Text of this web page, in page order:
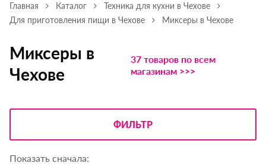
Главная Каталог
Техника для кухни в Чехове
Для приготовления пищи в Чехове
Миксеры в Чехове
Миксеры в
Чехове
37 товаров по всем
магазинам >>>
ФИЛЬТР
Показать сначала: